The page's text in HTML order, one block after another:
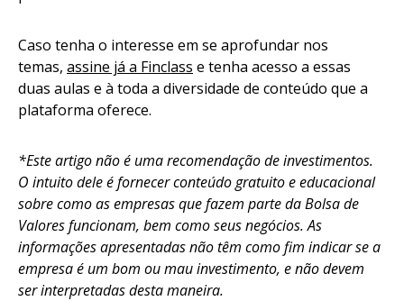
Caso tenha o interesse em se aprofundar nos
temas, assine já a Finclass e tenha acesso a essas
duas aulas e à toda a diversidade de conteúdo que a
plataforma oferece.
*Este artigo não é uma recomendação de investimentos.
O intuito dele é fornecer conteúdo gratuito e educacional
sobre como as empresas que fazem parte da Bolsa de
Valores funcionam, bem como seus negócios. As
informações apresentadas não têm como fim indicar se a
empresa é um bom ou mau investimento, e não devem
ser interpretadas desta maneira.